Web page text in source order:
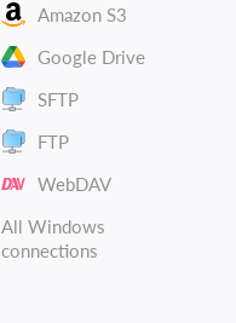
Amazon S3
Google Drive
SFTP
FTP
WebDAV
All Windows
connections